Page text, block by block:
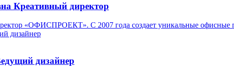
Креативный директор
«ОФИСПРОЕКТ». С 2007 года создает уникальные офисные
дизайнер